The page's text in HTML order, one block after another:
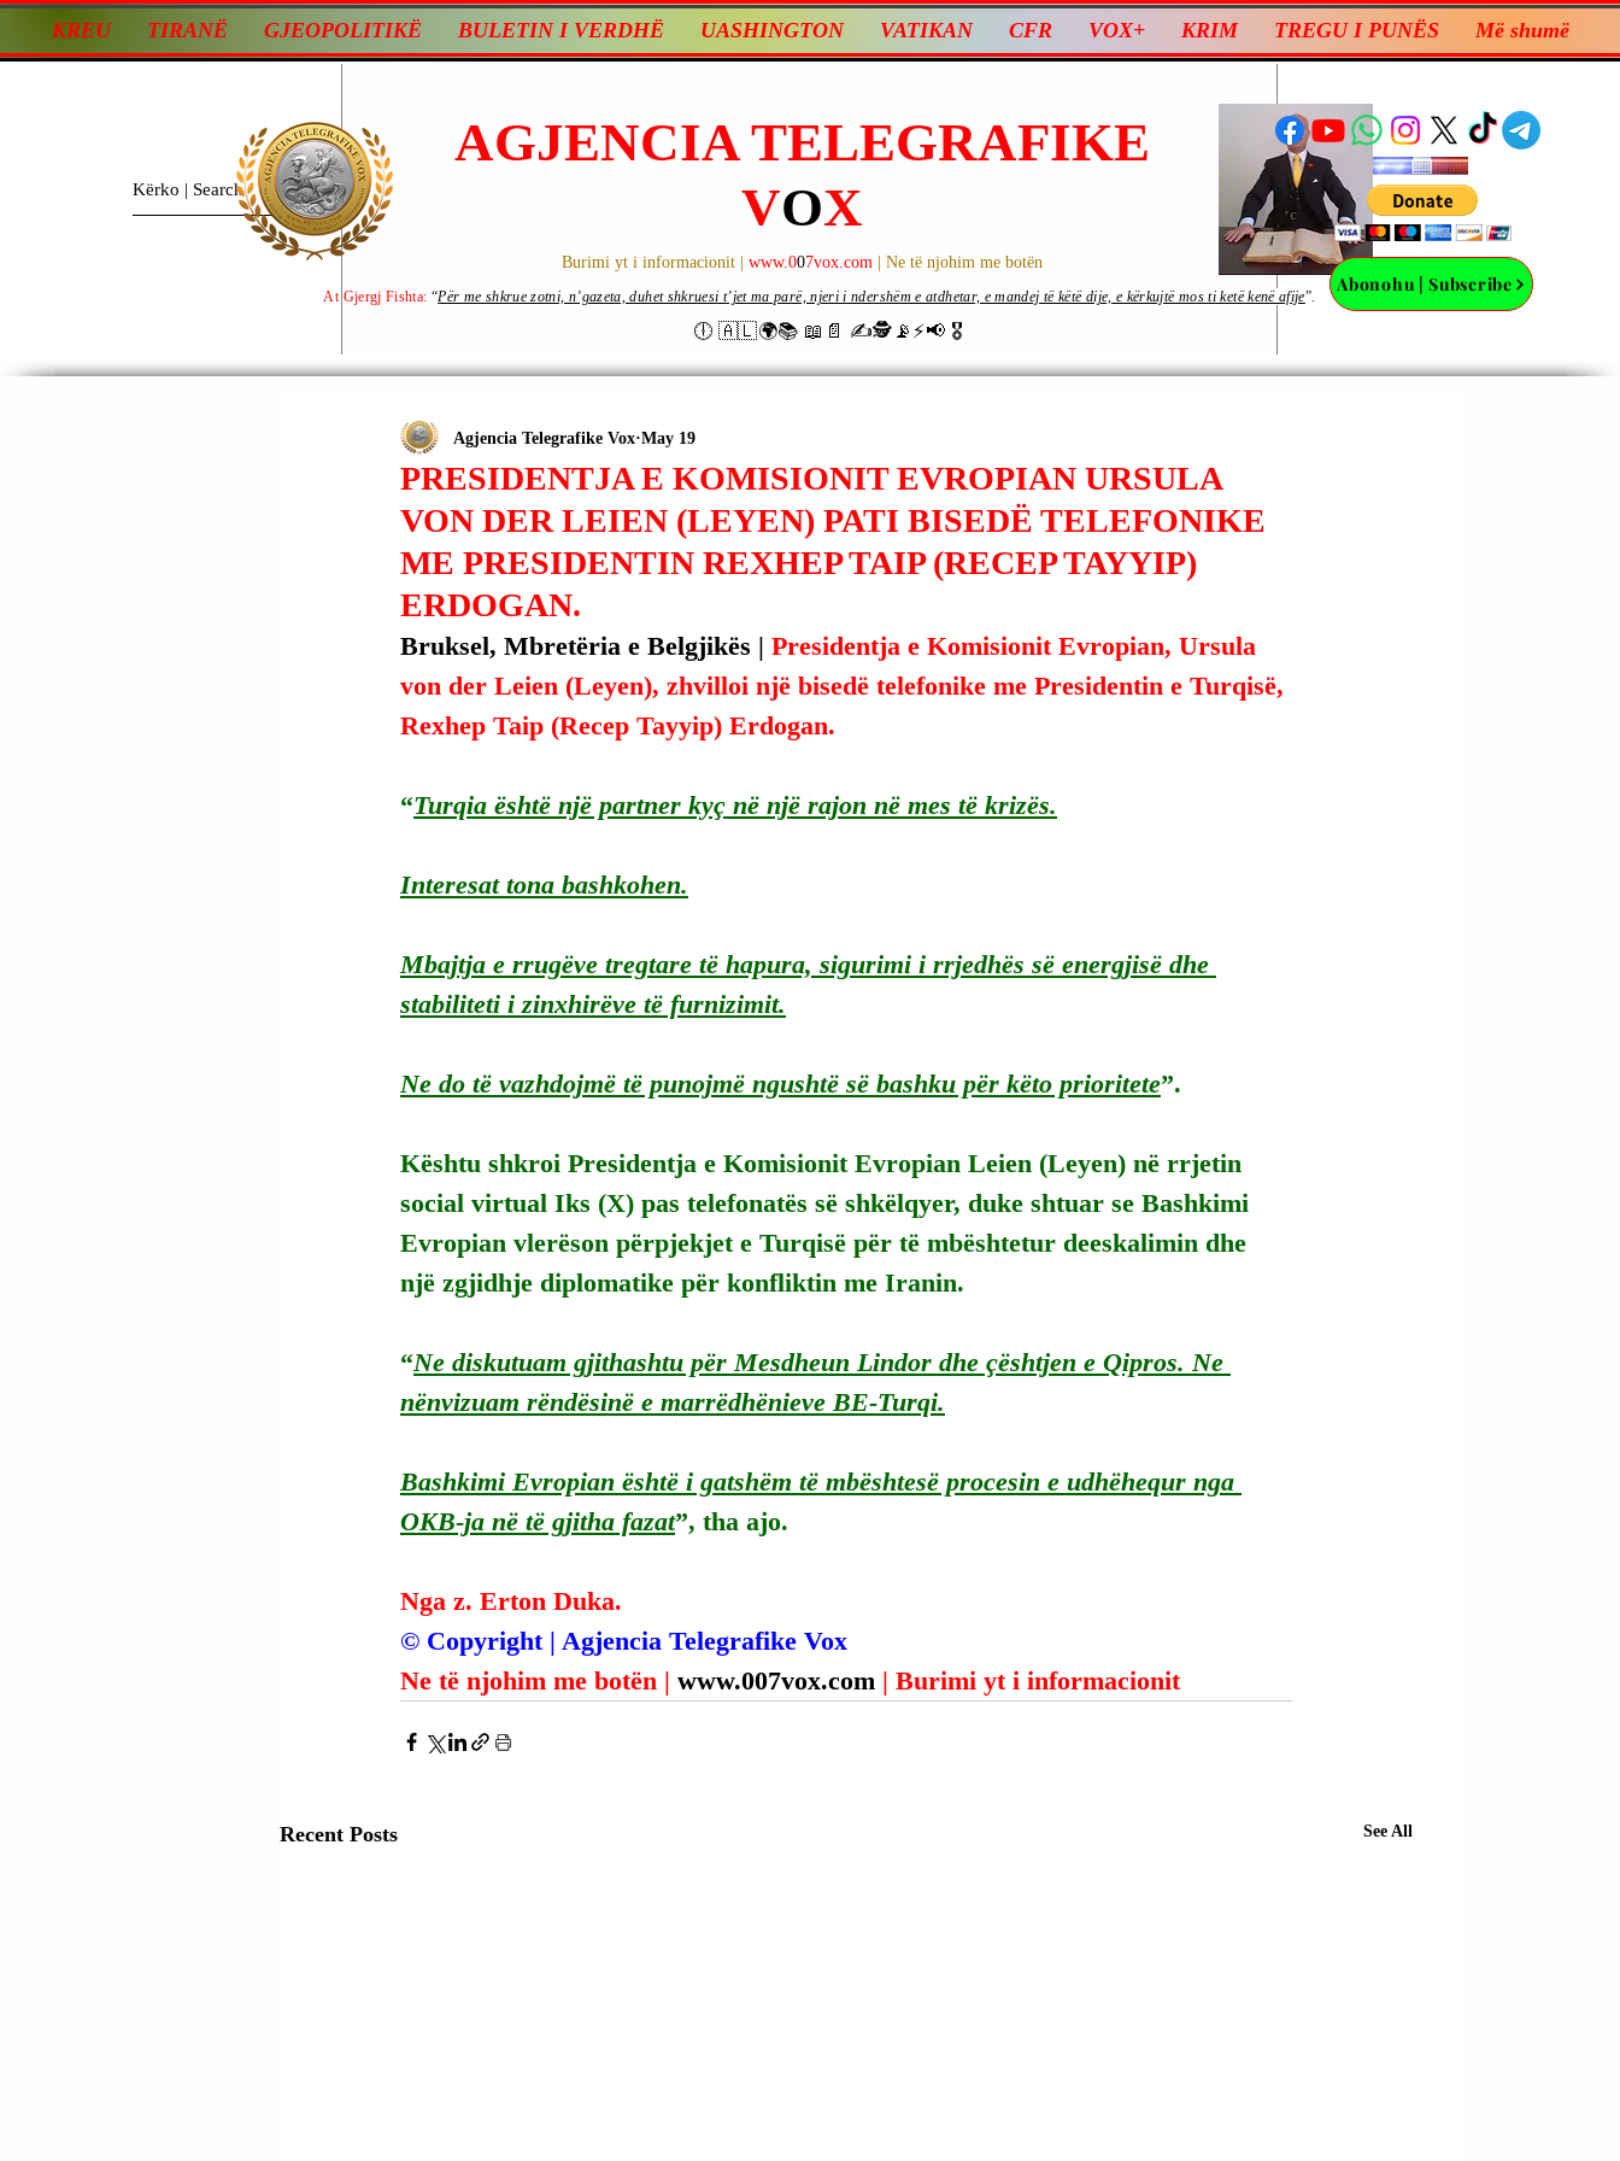
KREU TIRANË GJEOPOLITIKË BULETIN I VERDHË UASHINGTON VATIKAN CFR VOX+ KRIM TREGU I PUNËS Më shumë
AGJENCIA TELEGRAFIKE
VOX
Burimi yt i informacionit | www.007vox.com | Ne të njohim me botën
🕕 🇦🇱🌍📚 📖📄 ✍🕵️📡⚡️📢 🎖
Abonohu | Subscribe
At Gjergj Fishta: “Për me shkrue zotni, n’gazeta, duhet shkruesi t’jet ma parë, njeri i ndershëm e atdhetar, e mandej të këtë dije, e kërkujtë mos ti ketë kenë afije”.
PRESIDENTJA E KOMISIONIT EVROPIAN URSULA
VON DER LEIEN (LEYEN) PATI BISEDË TELEFONIKE
ME PRESIDENTIN REXHEP TAIP (RECEP TAYYIP)
ERDOGAN.
Agjencia Telegrafike Vox May 19
Bruksel, Mbretëria e Belgjikës | Presidentja e Komisionit Evropian, Ursula
von der Leien (Leyen), zhvilloi një bisedë telefonike me Presidentin e Turqisë,
Rexhep Taip (Recep Tayyip) Erdogan.
“Turqia është një partner kyç në një rajon në mes të krizës.
Interesat tona bashkohen.
Mbajtja e rrugëve tregtare të hapura, sigurimi i rrjedhës së energjisë dhe
stabiliteti i zinxhirëve të furnizimit.
Ne do të vazhdojmë të punojmë ngushtë së bashku për këto prioritete”.
Kështu shkroi Presidentja e Komisionit Evropian Leien (Leyen) në rrjetin
social virtual Iks (X) pas telefonatës së shkëlqyer, duke shtuar se Bashkimi
Evropian vlerëson përpjekjet e Turqisë për të mbështetur deeskalimin dhe
një zgjidhje diplomatike për konfliktin me Iranin.
“Ne diskutuam gjithashtu për Mesdheun Lindor dhe çështjen e Qipros. Ne
nënvizuam rëndësinë e marrëdhënieve BE-Turqi.
Bashkimi Evropian është i gatshëm të mbështesë procesin e udhëhequr nga
OKB-ja në të gjitha fazat”, tha ajo.
Nga z. Erton Duka.
© Copyright | Agjencia Telegrafike Vox
Ne të njohim me botën | www.007vox.com | Burimi yt i informacionit
Recent Posts See All